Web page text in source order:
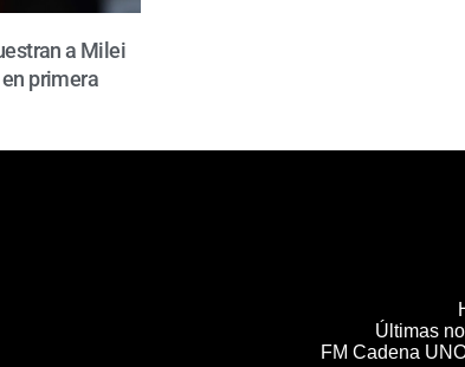
a Milei
primera
Últimas
FM Cadena